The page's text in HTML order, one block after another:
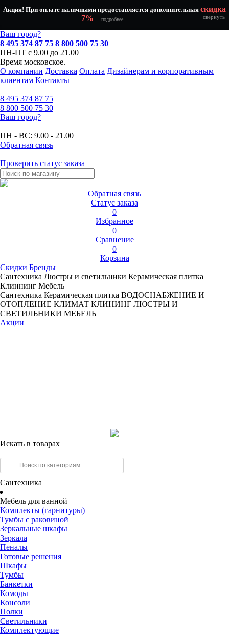
Акция! При оплате наличными предоставляется дополнительная скидка
7%
подробнее свернуть
Ваш город?
8 495 374 87 75 8 800 500 75 30
ПН-ПТ с 9.00 до 21.00
Время московское.
О компании Доставка Оплата Дизайнерам и корпоративным
клиентам Контакты
8 495 374 87 75
8 800 500 75 30
Ваш город?
ПН - ВС: 9.00 - 21.00
Обратная связь
Проверить статус заказа
Обратная связь
Статус заказа
0
Избранное
0
Сравнение
0
Корзина
Скидки Бренды
Сантехника Люстры и светильники Керамическая плитка
Клиннинг Мебель
Сантехника Керамическая плитка ВОДОСНАБЖЕНИЕ И
ОТОПЛЕНИЕ КЛИМАТ КЛИНИНГ ЛЮСТРЫ И
СВЕТИЛЬНИКИ МЕБЕЛЬ
Акции
Искать в товарах
Сантехника
Мебель для ванной
Комплекты (гарнитуры)
Тумбы с раковиной
Зеркальные шкафы
Зеркала
Пеналы
Готовые решения
Шкафы
Тумбы
Банкетки
Комоды
Консоли
Полки
Светильники
Комплектующие